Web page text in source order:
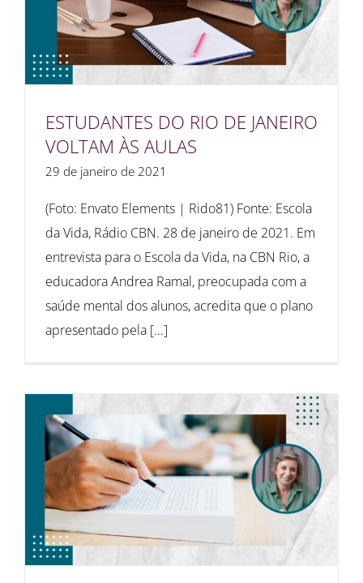
ESTUDANTES DO RIO DE JANEIRO
VOLTAM ÀS AULAS
29 de janeiro de 2021
(Foto: Envato Elements | Rido81) Fonte: Escola
da Vida, Rádio CBN. 28 de janeiro de 2021. Em
entrevista para o Escola da Vida, na CBN Rio, a
educadora Andrea Ramal, preocupada com a
saúde mental dos alunos, acredita que o plano
apresentado pela [...]